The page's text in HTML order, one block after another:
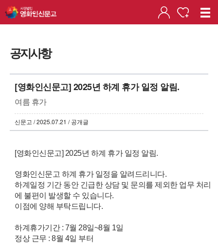
공지사항
[영화인신문고] 2025년 하계 휴가 일정 알림.
여름 휴가
신문고 / 2025.07.21 / 공개글
[영화인신문고] 2025년 하계 휴가 일정 알림.
영화인신문고 하계 휴가 일정을 알려드리니다.
하계일정 기간 동안 긴급한 상담 및 문의를 제외한 업무 처리
에 불편이 발생할 수 있습니다.
이점에 양해 부탁드립니다.
하계휴가기간 : 7월 28일~8월 1일
정상 근무 : 8월 4일 부터